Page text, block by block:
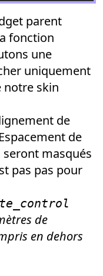
parent
fonction
une
uniquement
notre skin
de
de
seront masqués
pas pas pour
de
en dehors